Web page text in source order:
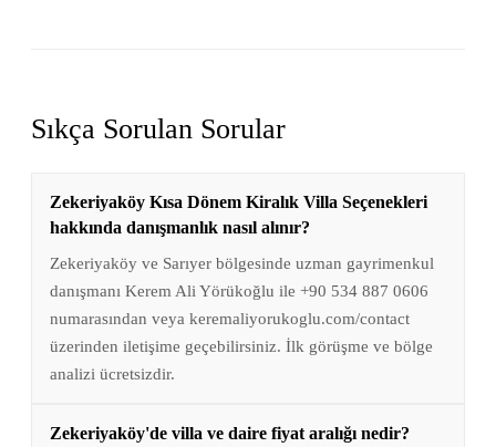
Sıkça Sorulan Sorular
Zekeriyaköy Kısa Dönem Kiralık Villa Seçenekleri
hakkında danışmanlık nasıl alınır?
Zekeriyaköy ve Sarıyer bölgesinde uzman gayrimenkul
danışmanı Kerem Ali Yörükoğlu ile +90 534 887 0606
numarasından veya keremaliyorukoglu.com/contact
üzerinden iletişime geçebilirsiniz. İlk görüşme ve bölge
analizi ücretsizdir.
Zekeriyaköy'de villa ve daire fiyat aralığı nedir?